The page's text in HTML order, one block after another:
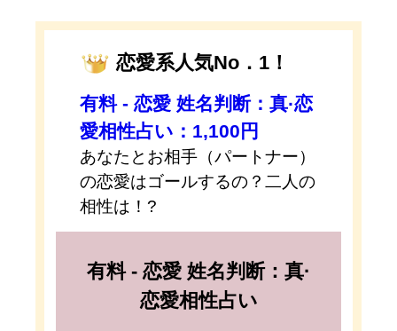
恋愛系人気No．1！
有料 - 恋愛 姓名判断：真·恋
愛相性占い：1,100円
あなたとお相手（パートナー）
の恋愛はゴールするの？二人の
相性は！?
有料 - 恋愛 姓名判断：真·
恋愛相性占い